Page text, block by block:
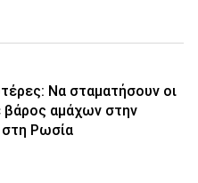
Να σταματήσουν οι
βάρος αμάχων στην
στη Ρωσία